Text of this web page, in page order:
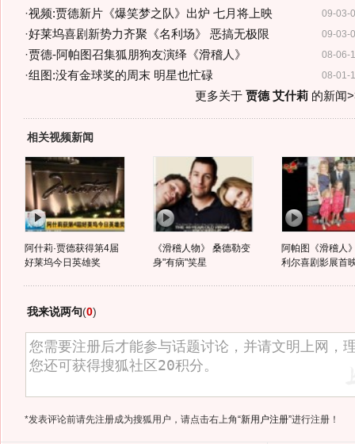
09-03-
·视频:贾德新片《爆笑梦之队》出炉 七月将上映
09-03-
·好莱坞喜剧新势力齐聚《名利场》 恶搞无极限
08-06-
·贾德-阿帕图召集狐朋狗友演绎《滑稽人》
08-01-
·组图:没有金球奖的周末 明星也忙碌
更多关于 贾德 艾什莉的新闻
相关视频新闻
阿什莉·贾德获得第4届
好莱坞今日英雄奖
《滑稽人物》 桑德勒变
身"有病"笑星
阿帕图《滑稽人
利尔喜剧影展首
我来说两句(0)
*发表评论前请先注册成为搜狐用户，请点击右上角“新用户注册”进行注册！